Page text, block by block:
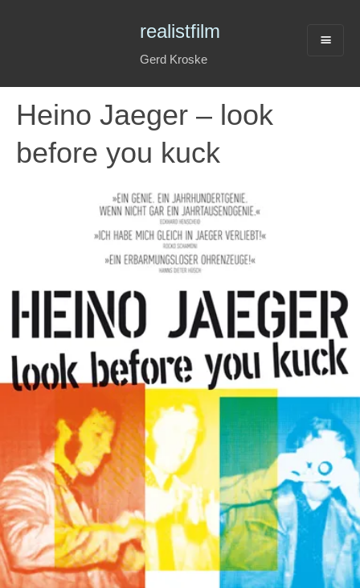
realistfilm
Gerd Kroske
Heino Jaeger – look
before you kuck